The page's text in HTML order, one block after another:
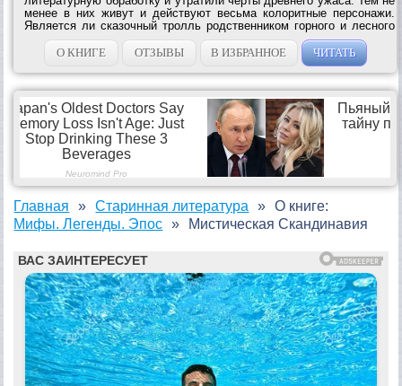
менее в них живут и действуют весьма колоритные персонажи.
Является ли сказочный тролль родственником горного и лесного
великанов или следует искать его родовое гнездо в могильных
курганах и...
О КНИГЕ ОТЗЫВЫ В ИЗБРАННОЕ ЧИТАТЬ
Главная
Старинная литература
Мифы. Легенды. Эпос
О книге:
Мистическая Скандинавия